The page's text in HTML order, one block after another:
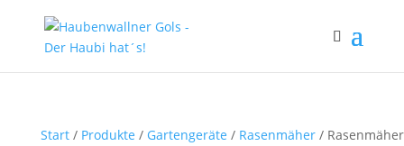
Start/ Produkte / Gartengeräte / Rasenmäher/ Rasenmäher